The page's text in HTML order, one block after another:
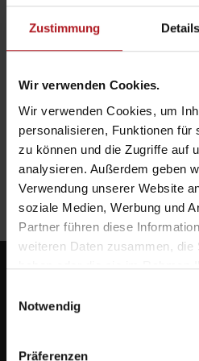
Zustimmung Details
Wir verwenden Cookies.
Wir verwenden Cookies, um
personalisieren, Funktionen für
zu können und die Zugriffe auf
analysieren. Außerdem geben
Verwendung unserer Website
soziale Medien, Werbung und
Partner führen diese
weiteren Daten zusammen, die
Notwendig
Präferenzen